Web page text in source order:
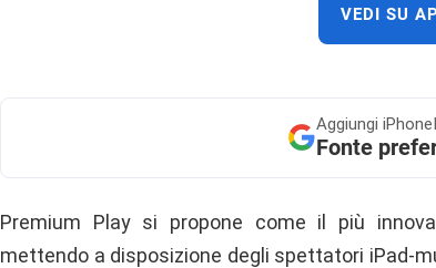
VEDI SU
Aggiungi
Fonte
Premium Play si propone come il più
mettendo a disposizione degli spettatori iPad-